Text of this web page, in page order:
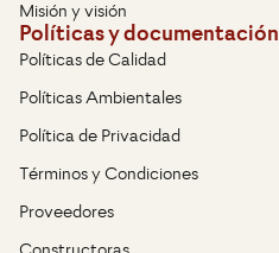
Misión y visión
Políticas y documentación
Políticas de Calidad
Políticas Ambientales
Política de Privacidad
Términos y Condiciones
Proveedores